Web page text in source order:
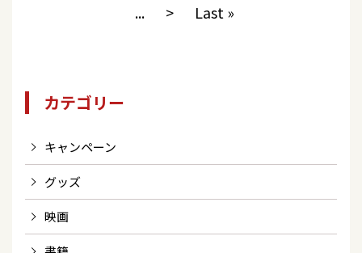
...
> Last »
カテゴリー
キャンペーン
グッズ
映画